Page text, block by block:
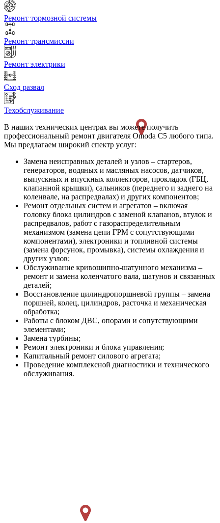
Ремонт тормозной системы
Ремонт трансмиссии
Ремонт электрики
Сход развал
Техобслуживание
В наших технических центрах вы можете получить
профессиональный ремонт двигателя Omoda C5 любого типа.
Мы предлагаем широкий спектр услуг:
Замена неисправных деталей и узлов – стартеров,
генераторов, водяных и масляных насосов, датчиков,
выпускных и впускных коллекторов, прокладок (ГБЦ,
клапанной крышки), сальников (переднего и заднего на
коленвале, на распредвалах) и других компонентов;
Ремонт отдельных систем и агрегатов – включая
головку блока цилиндров с заменой клапанов, втулок и
распредвалов, работ с газораспределительным
механизмом (замена цепи ГРМ с сопутствующими
компонентами), электроники и топливной системы
(замена форсунок, промывка), системы охлаждения и
других узлов;
Обслуживание кривошипно-шатунного механизма –
ремонт и замена коленчатого вала, шатунов и связанных
деталей;
Восстановление цилиндропоршневой группы – замена
поршней, колец, цилиндров, расточка и механическая
обработка;
Работы с блоком ДВС, опорами и сопутствующими
элементами;
Замена турбины;
Ремонт электроники и блока управления;
Капитальный ремонт силового агрегата;
Проведение комплексной диагностики и технического
обслуживания.